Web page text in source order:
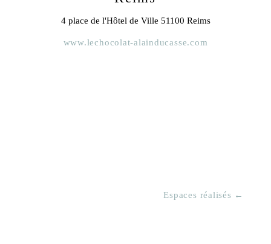
4 place de l'Hôtel de Ville 51100 Reims
www.lechocolat-alainducasse.com
Espaces réalisés ←